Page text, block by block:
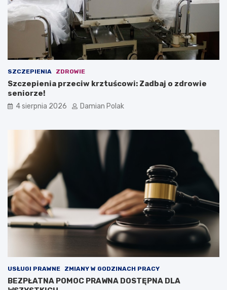
SZCZEPIENIA ZDROWIE
Szczepienia przeciw krztuścowi: Zadbaj o zdrowie
seniorze!
4 sierpnia 2026 Damian Polak
USŁUGI PRAWNE ZMIANY W GODZINACH PRACY
BEZPŁATNA POMOC PRAWNA DOSTĘPNA DLA